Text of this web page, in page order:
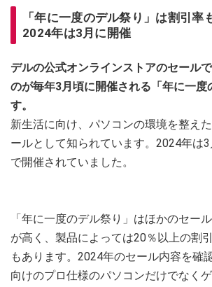
「年に一度のデル祭り」は割引率
2024年は3月に開催
デルの公式オンラインストアのセール
のが毎年3月頃に開催される「年に一度
す。
新生活に向け、パソコンの環境を整え
ールとして知られています。2024年は
で開催されていました。
「年に一度のデル祭り」はほかのセー
が高く、製品によっては20％以上の割
もあります。2024年のセール内容を確
向けのプロ仕様のパソコンだけでなく